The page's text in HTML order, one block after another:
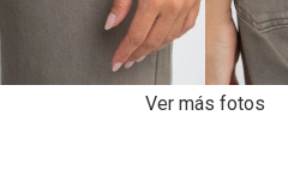
Ver más fotos